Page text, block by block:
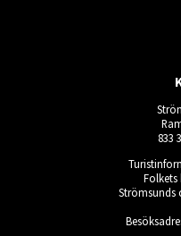
833
Folkets
Strömsunds